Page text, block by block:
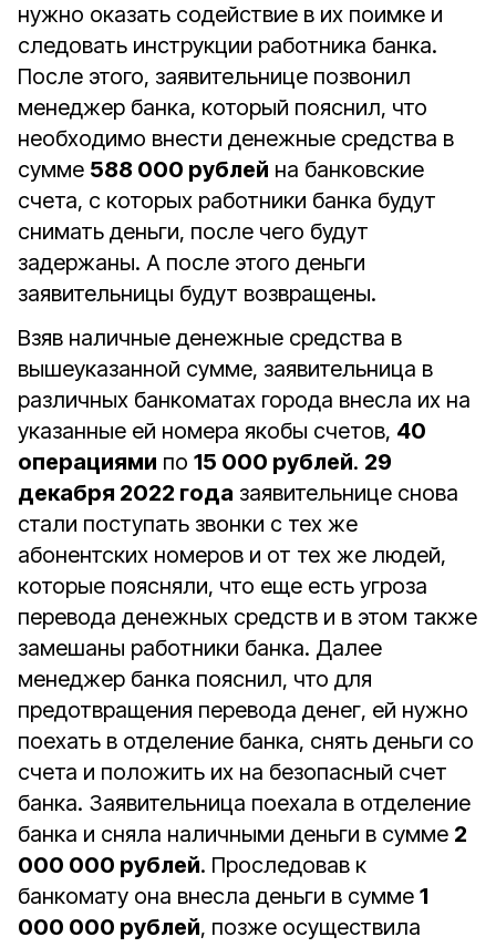
нужно оказать содействие в их поимке и
следовать инструкции работника банка.
После этого, заявительнице позвонил
менеджер банка, который пояснил, что
необходимо внести денежные средства в
сумме 588 000 рублей на банковские
счета, с которых работники банка будут
снимать деньги, после чего будут
задержаны. А после этого деньги
заявительницы будут возвращены.
Взяв наличные денежные средства в
вышеуказанной сумме, заявительница в
различных банкоматах города внесла их на
указанные ей номера якобы счетов, 40
операциями по 15 000 рублей. 29
декабря 2022 года заявительнице снова
стали поступать звонки с тех же
абонентских номеров и от тех же людей,
которые поясняли, что еще есть угроза
перевода денежных средств и в этом также
замешаны работники банка. Далее
менеджер банка пояснил, что для
предотвращения перевода денег, ей нужно
поехать в отделение банка, снять деньги со
счета и положить их на безопасный счет
банка. Заявительница поехала в отделение
банка и сняла наличными деньги в сумме 2
000 000 рублей. Проследовав к
банкомату она внесла деньги в сумме 1
000 000 рублей, позже осуществила